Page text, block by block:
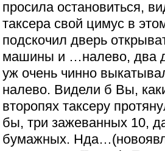
просила остановиться,
таксера свой цимус в
подскочил дверь
машины и …налево, два
уж очень чинно
налево. Видели б Вы,
второпях таксеру
бы, три зажеванных 10,
бумажных.